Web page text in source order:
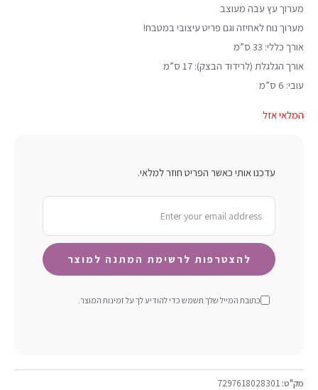
מערוך עץ עבה מעוצב
מערוך נוח לאחיזה וגם פריט עיצובי במטבח!
אורך כללי: 33 ס”מ
אורך הגלגלת (לרידוד הבצק): 17 ס”מ
עובי: 6 ס”מ
המלאי אזל
עדכנו אותי כאשר הפריט חוזר למלאי.
כתובת המייל שלך תשמש כדי להודיע ​​לך על זמינות המוצר.
מק"ט: 7297618028301